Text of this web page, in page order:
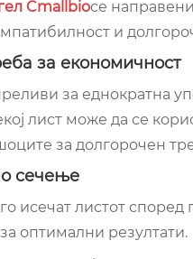
Cmallbioсе
и
за економичност
за еднократна
лист може да се
за долгорочен
сечење
исечат листот според
оптимални резултати.